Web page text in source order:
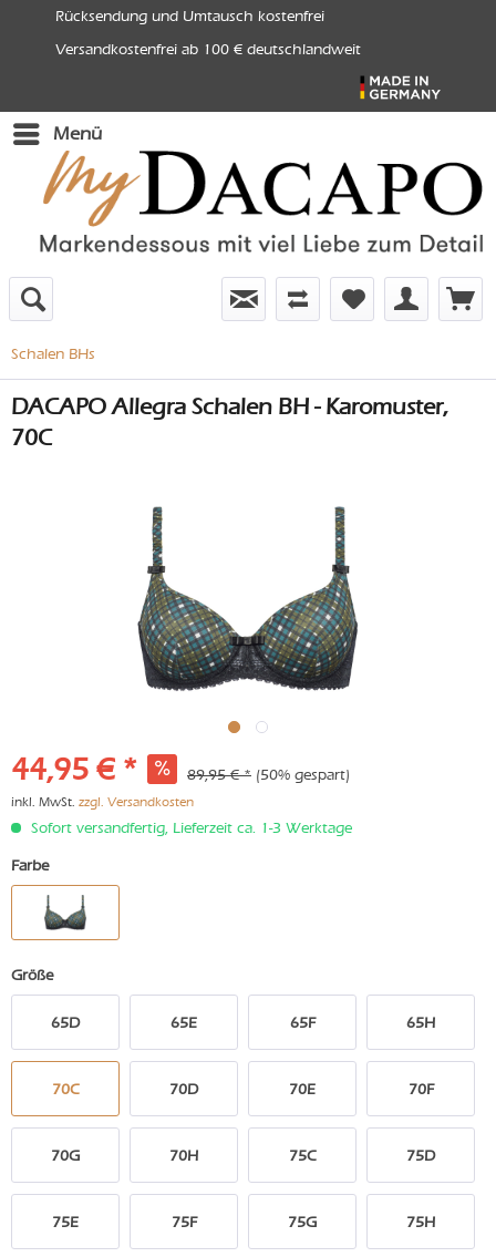
Rücksendung und Umtausch kostenfrei
Versandkostenfrei ab 100 € deutschlandweit
Menü
Schalen BHs
DACAPO Allegra Schalen BH - Karomuster,
70C
44,95 € * 89,95 € * (50% gespart)
inkl. MwSt. zzgl. Versandkosten
Sofort versandfertig, Lieferzeit ca. 1-3 Werktage
Farbe
Größe
65D 65E 65F 65H
70C 70D 70E 70F
70G 70H 75C 75D
75E 75F 75G 75H